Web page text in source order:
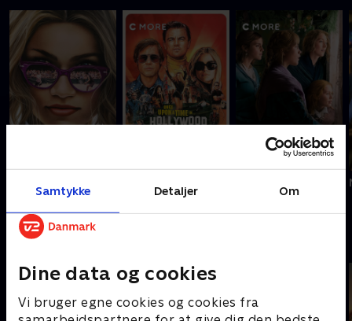
Samtykke Detaljer Om
Dine data og cookies
Vi bruger egne cookies og cookies fra
Challengers
in Hollywood
Senest tilføjede film